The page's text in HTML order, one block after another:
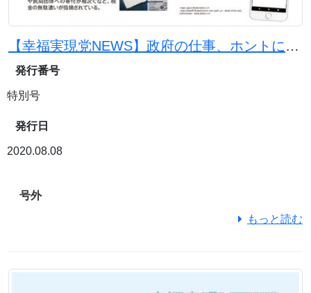
【幸福実現党NEWS】政府の仕事、ホントに必要？
発行番号
特別号
発行日
2020.08.08
号外
もっと読む